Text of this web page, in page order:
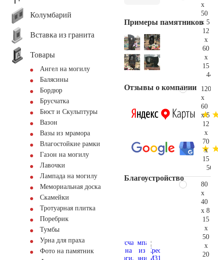
Колумбарий
Вставка из гранита
Товары
Ангел на могилу
Балясины
Бордюр
Брусчатка
Бюст и Скульптуры
Вазон
Вазы из мрамора
Влагостойкие рамки
Газон на могилу
Лавочки
Лампада на могилу
Мемориальная доска
Скамейки
Тротуарная плитка
Поребрик
Тумбы
Урна для праха
Фото на памятник
Примеры памятников
Отзывы о компании
Благоустройство
x
50
x 5
12
x
60
x
15
120
x
60
x 5
12
x
70
x
15
80
x
40
x 8
15
x
50
x
20